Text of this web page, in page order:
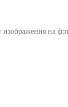
на